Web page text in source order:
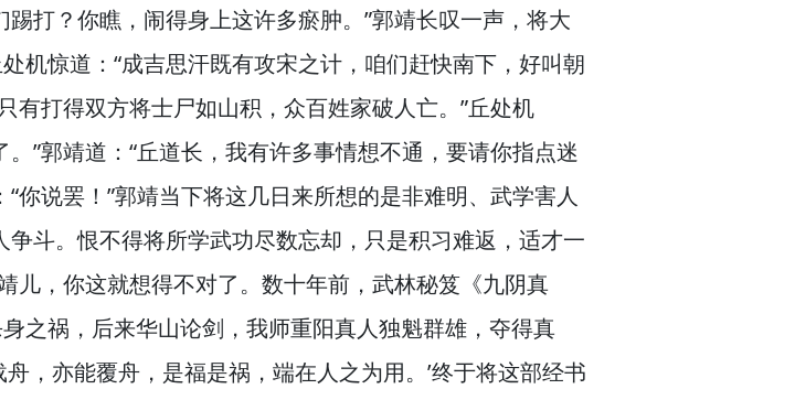
踢打？你瞧， 闹得身上这许多瘀肿。”郭靖长叹一声， 将大
机惊道：“成吉思汗既有攻宋之计， 咱们赶快南下， 好叫朝
有打得双方将士尸如山积， 众百姓家破人亡。”丘处机
。”郭靖道：“丘道长， 我有许多事情想不通， 要请你指点迷
“你说罢！”郭靖当下将这几日来所想的是非难明、武学害人
争斗。恨不得将所学武功尽数忘却， 只是积习难返， 适才一
儿， 你这就想得不对了。 数十年前， 武林秘笈《九阴真
之祸， 后来华山论剑， 我师重阳真人独魁群雄， 夺得真
， 亦能覆舟， 是福是祸， 端在人之为用。 ’终于将这部经书